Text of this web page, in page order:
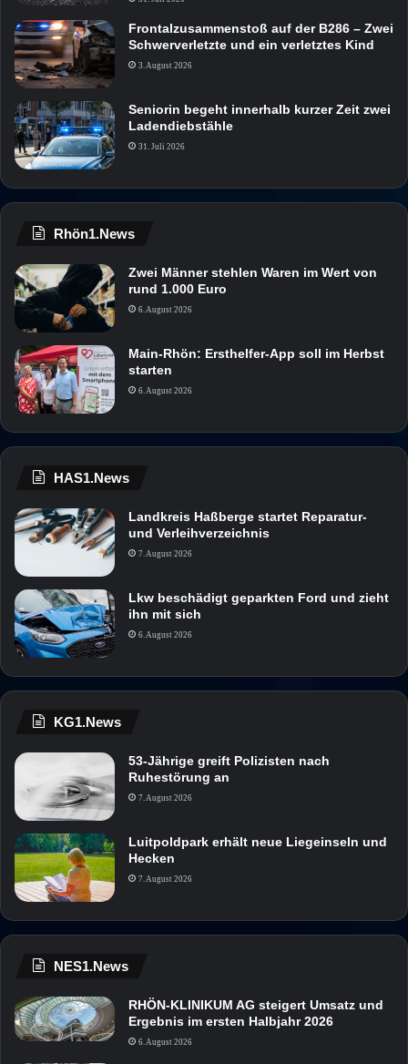
Frontalzusammenstoß auf der B286 – Zwei
Schwerverletzte und ein verletztes Kind
3. August 2026
Seniorin begeht innerhalb kurzer Zeit zwei
Ladendiebstähle
31. Juli 2026
Rhön1.News
Zwei Männer stehlen Waren im Wert von
rund 1.000 Euro
6. August 2026
Main-Rhön: Ersthelfer-App soll im Herbst
starten
6. August 2026
HAS1.News
Landkreis Haßberge startet Reparatur-
und Verleihverzeichnis
7. August 2026
Lkw beschädigt geparkten Ford und zieht
ihn mit sich
6. August 2026
KG1.News
53-Jährige greift Polizisten nach
Ruhestörung an
7. August 2026
Luitpoldpark erhält neue Liegeinseln und
Hecken
7. August 2026
NES1.News
RHÖN-KLINIKUM AG steigert Umsatz und
Ergebnis im ersten Halbjahr 2026
6. August 2026